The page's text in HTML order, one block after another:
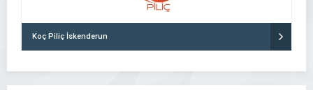
Koç Piliç İskenderun